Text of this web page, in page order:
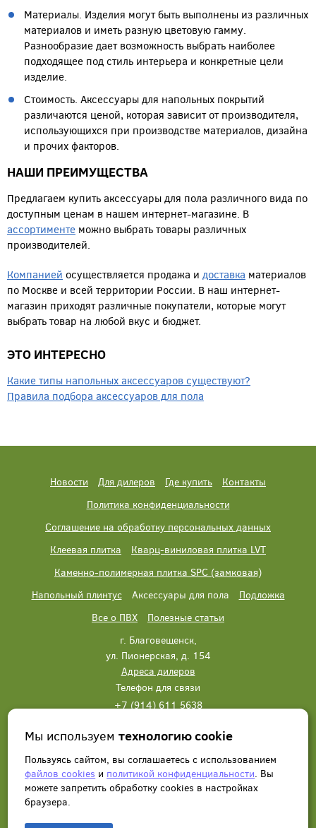
Материалы. Изделия могут быть выполнены из различных
материалов и иметь разную цветовую гамму.
Разнообразие дает возможность выбрать наиболее
подходящее под стиль интерьера и конкретные цели
изделие.
Стоимость. Аксессуары для напольных покрытий
различаются ценой, которая зависит от производителя,
использующихся при производстве материалов, дизайна
и прочих факторов.
НАШИ ПРЕИМУЩЕСТВА
Предлагаем купить аксессуары для пола различного вида по
доступным ценам в нашем интернет-магазине. В
ассортименте можно выбрать товары различных
производителей.
Компанией осуществляется продажа и доставка материалов
по Москве и всей территории России. В наш интернет-
магазин приходят различные покупатели, которые могут
выбрать товар на любой вкус и бюджет.
ЭТО ИНТЕРЕСНО
Какие типы напольных аксессуаров существуют?
Правила подбора аксессуаров для пола
Новости Для дилеров Где купить
Контакты
Политика конфиденциальности
Соглашение на обработку персональных данных
Клеевая плитка
Кварц-виниловая плитка LVT
Каменно-полимерная плитка SPC (замковая)
Напольный плинтус
Аксессуары для пола
Подложка
Все о ПВХ
Полезные статьи
г. Благовещенск,
ул. Пионерская, д. 154
Адреса дилеров
Телефон для связи
+7 (914) 611 5638
Написать нам Заказать звонок
Мы используемтехнологию cookie
Пользуясь сайтом, вы соглашаетесь с использованием
файлов cookies и политикой конфиденциальности. Вы
можете запретить обработку сookies в настройках
браузера.